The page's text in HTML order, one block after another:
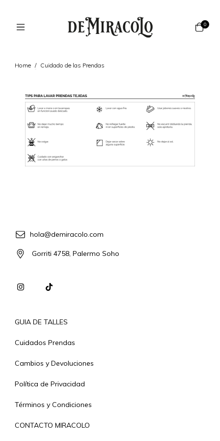
0
Home / Cuidado de las Prendas
hola@demiracolo.com
Gorriti 4758, Palermo Soho
GUIA DE TALLES
Cuidados Prendas
Cambios y Devoluciones
Política de Privacidad
Términos y Condiciones
CONTACTO MIRACOLO